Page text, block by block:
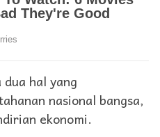
hal yang
nasional bangsa,
ekonomi.